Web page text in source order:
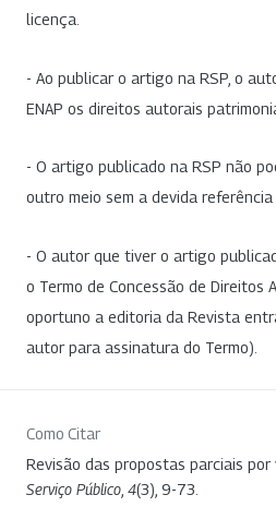
licença.
- Ao publicar o artigo na RSP, o
ENAP os direitos autorais
- O artigo publicado na RSP não
outro meio sem a devida
- O autor que tiver o artigo
o Termo de Concessão de Direitos
oportuno a editoria da Revista
autor para assinatura do Termo).
Como Citar
Revisão das propostas parciais por
Serviço Público 4(3), 9-73.